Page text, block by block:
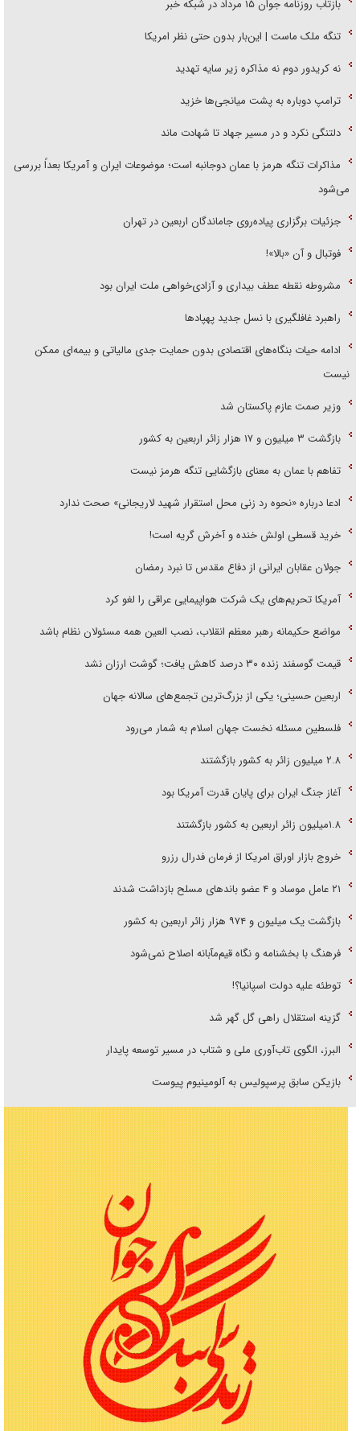
بازتاب روزنامه جوان ۱۵ مرداد در شبکه خبر
تنگه ملک ماست | این‌بار بدون حتی نظر امریکا
نه کریدور دوم نه مذاکره زیر سایه تهدید
ترامپ دوباره به پشت میانجی‌ها خزید
دلتنگی نکرد و در مسیر جهاد تا شهادت ماند
مذاکرات تنگه هرمز با عمان دوجانبه است؛ موضوعات ایران و آمریکا بعداً بررسی
می‌شود
جزئیات برگزاری پیاده‌روی جاماندگان اربعین در تهران
فوتبال و آن «بالا»!
مشروطه نقطه عطف بیداری و آزادی‌خواهی ملت ایران بود
راهبرد غافلگیری با نسل جدید پهپاد‌ها
ادامه حیات بنگاه‌های اقتصادی بدون حمایت جدی مالیاتی و بیمه‌ای ممکن
نیست
وزیر صمت عازم پاکستان شد
بازگشت ۳ میلیون و ۱۷ هزار زائر اربعین به کشور
تفاهم با عمان به معنای بازگشایی تنگه هرمز نیست
ادعا درباره «نحوه رد زنی محل استقرار شهید لاریجانی» صحت ندارد
خرید قسطی اولش خنده و آخرش گریه است!
جولان عقابان ایرانی از دفاع مقدس تا نبرد رمضان
آمریکا تحریم‌های یک شرکت هواپیمایی عراقی را لغو کرد
مواضع حکیمانه رهبر معظم انقلاب، نصب العین همه مسئولان نظام باشد
قیمت گوسفند زنده ۳۰ درصد کاهش یافت؛ گوشت ارزان نشد
اربعین حسینی؛ یکی از بزرگ‌ترین تجمع‌های سالانه جهان
فلسطین مسئله نخست جهان اسلام به شمار می‌رود
۲.۸ میلیون زائر به کشور بازگشتند
آغاز جنگ ایران برای پایان قدرت آمریکا بود
۱.۸میلیون زائر اربعین به کشور بازگشتند
خروج بازار اوراق امریکا از فرمان فدرال رزرو
۲۱ عامل موساد و ۴ عضو باند‌های مسلح بازداشت شدند
بازگشت یک میلیون و ۹۷۴ هزار زائر اربعین به کشور
فرهنگ با بخشنامه و نگاه قیم‌مآبانه اصلاح نمی‌شود
توطئه علیه دولت اسپانیا؟!
گزینه استقلال راهی گل گهر شد
البرز، الگوی تاب‌آوری ملی و شتاب در مسیر توسعه پایدار
بازیکن سابق پرسپولیس به آلومینیوم پیوست